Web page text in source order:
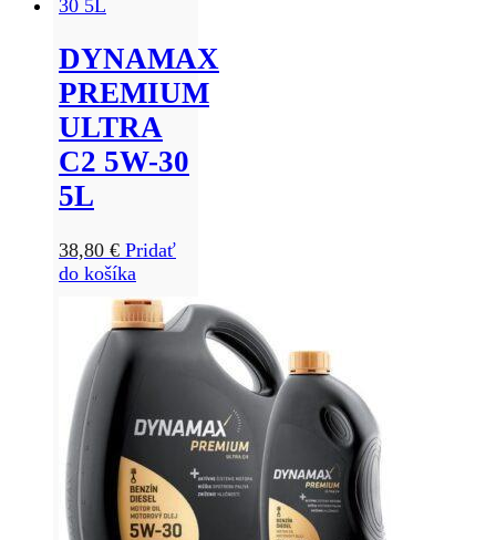
DYNAMAX
PREMIUM
ULTRA
C2 5W-30
5L
38,80 € Pridať
do košíka